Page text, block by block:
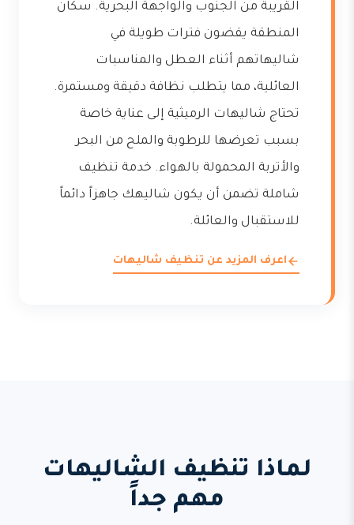
القريبة من الجنوب والواجهة البحرية. سكان
المنطقة يقضون فترات طويلة في
شاليهاتهم أثناء العطل والمناسبات
العائلية، مما يتطلب نظافة دقيقة ومستمرة.
تحتاج شاليهات الرميثية إلى عناية خاصة
بسبب تعرضها للرطوبة والملح من البحر
والأتربة المحمولة بالهواء. خدمة تنظيف
شاملة تضمن أن يكون شاليهك جاهزاً دائماً
للاستقبال والعائلة.
اعرف المزيد عن تنظيف شاليهات
لماذا تنظيف الشاليهات
مهم جداً